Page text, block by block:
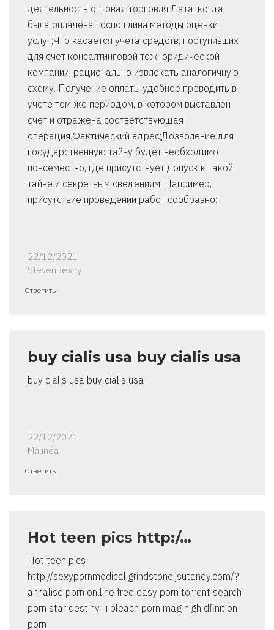
деятельность оптовая торговля Дата, когда
была оплачена госпошлина;методы оценки
услуг;Что касается учета средств, поступивших
для счет консалтинговой тож юридической
компании, рационально извлекать аналогичную
схему. Получение оплаты удобнее проводить в
учете тем же периодом, в котором выставлен
счет и отражена соответствующая
операция.Фактический адрес;Дозволение для
государственную тайну будет необходимо
повсеместно, где присутствует допуск к такой
тайне и секретным сведениям. Например,
присутствие проведении работ сообразно:
22/12/2021
StevenBeshy
Ответить
buy cialis usa buy cialis usa
buy cialis usa buy cialis usa
22/12/2021
Malinda
Ответить
Hot teen pics http:/…
Hot teen pics
http://sexypornmedical.grindstone.jsutandy.com/?
annalise porn onlline free easy porn torrent search
porn star destiny iii bleach porn mag high dfinition
porn